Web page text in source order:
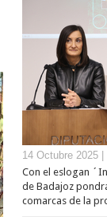
14 Octubre 2025
Con el eslogan
de Badajoz
comarcas de la